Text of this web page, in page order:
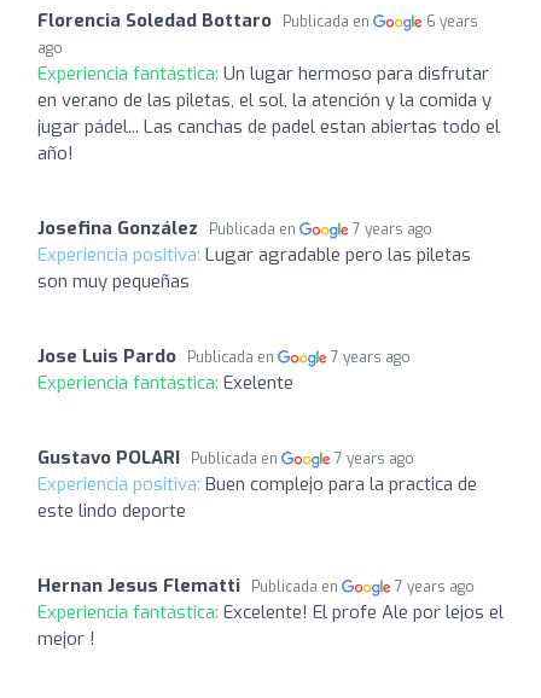
Florencia Soledad Bottaro Publicada en
6 years
ago
Experiencia fantástica: Un lugar hermoso para disfrutar
en verano de las piletas, el sol, la atención y la comida y
jugar pádel... Las canchas de padel estan abiertas todo el
año!
Josefina González Publicada en 7 years ago
Experiencia positiva: Lugar agradable pero las piletas
son muy pequeñas
Jose Luis Pardo Publicada en 7 years ago
Experiencia fantástica: Exelente
Gustavo POLARI Publicada en 7 years ago
Experiencia positiva: Buen complejo para la practica de
este lindo deporte
Hernan Jesus Flematti Publicada en 7 years ago
Experiencia fantástica: Excelente! El profe Ale por lejos el
mejor !